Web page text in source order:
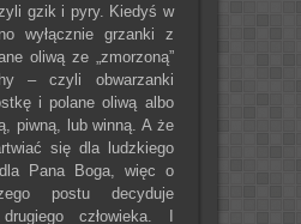
gzik i pyry. Kiedyś w
wyłącznie grzanki z
oliwą ze „zmorzoną”
– czyli obwarzanki
i polane oliwą albo
piwną, lub winną. A że
się dla ludzkiego
Pana Boga, więc o
postu decyduje
człowieka. I